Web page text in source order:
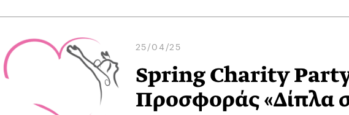
25/04/25
Spring Charity Party
Προσφοράς «Δίπλα